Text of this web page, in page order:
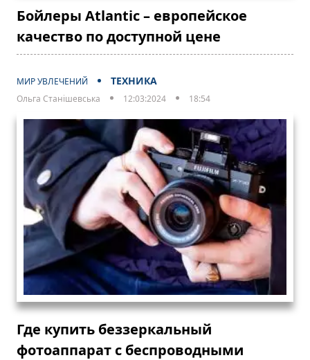
Бойлеры Atlantic – европейское
качество по доступной цене
МИР УВЛЕЧЕНИЙ ТЕХНИКА
Ольга Станішевська 12:03:2024 18:54
Где купить беззеркальный
фотоаппарат с беспроводными